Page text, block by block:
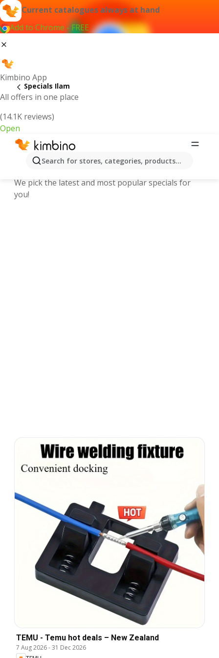
Current catalogues always at hand
Add to Chrome - FREE
Kimbino App
All offers in one place
(14.1K reviews)
Open
Search for stores, categories, products...
Specials Ilam
Explore the latest weekly offers and
We pick the latest and most popular specials for
you!
TEMU - Temu hot deals – New Zealand
7 Aug 2026-31 Dec 2026